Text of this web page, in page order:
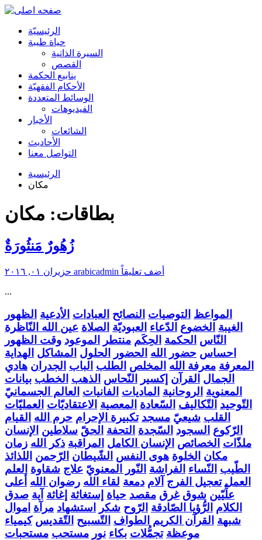
الرئیسیّة
حياة طيبة
السيرة الذاتية
القصص
ينابيع الحكمة
الأحکام الفقهیّة
الوسائط المتعددة
الفیدیوهات
الأخبار
الشائعات
الأحادیث
التواصل معنا
الرئيسية
مكان
بطاقات: مكان
زُهُورٌ مَنثُورَةٌ
arabicadmin أضف تعليقاً
...
المواعظ التوصيات النصائح العبادات الأدعية الظهور
الغيبة الخضوع الدّعاء العبوديّة الصلاة عين الله النّاظرة
النّاس الحكمة الحِكَم منتطر الموعود وقت الظهور
احساس حضور الله الحضور الحلول المشاكل الهداية
المعرفة معرفة الله المخلص الطلب الباب الجدران هادي
الجمال القرآن إكسير النّحاس الذهب الخطب بيانات
المعنوية الروحانية الماديات الفانيات العالم الجسمانيّ
التّوحيد التّكاليف السّعادة المعصية الاعتقاديّات العمليّات
القلب شيعيّ مسجد تكبيرة الإحرام حرم الله القيام
الرّكوع السجود السّجدة التحفة الحقّ سلاطين الإنسان
ملذّات الخصائص الإنسان الكامل المراقبة ذكر الله زمان
مكان الخلوة هوى النفس الشّيطان الرّحمن اللذائذ
الطّيب النّساء الفراشة النّور المعنويّ علاج شقاوة العلم
العمل تعجيل الفرج آلام دمعة لقاء الله رضوان الله أعلى
علِّيّين شوق غرق مقصد حياة إستغاثة إغاثة آية صدق
الكلام الرُّؤيا الصّادقة الرّوح شكر استشهاد مرآة اموال
شبهة القرآن الكريم الطواف التّسبيح التّقديس كيمياء
موعظة تجمُّلات بكاء نور مستحب مستحبات